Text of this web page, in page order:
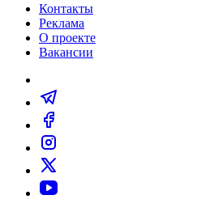
Контакты
Реклама
О проекте
Вакансии